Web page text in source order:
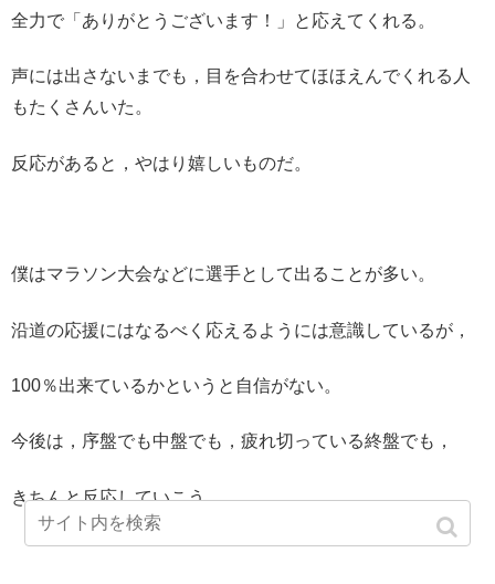
全力で「ありがとうございます！」と応えてくれる。
声には出さないまでも，目を合わせてほほえんでくれる人
もたくさんいた。
反応があると，やはり嬉しいものだ。
僕はマラソン大会などに選手として出ることが多い。
沿道の応援にはなるべく応えるようには意識しているが，
100％出来ているかというと自信がない。
今後は，序盤でも中盤でも，疲れ切っている終盤でも，
きちんと反応していこう。